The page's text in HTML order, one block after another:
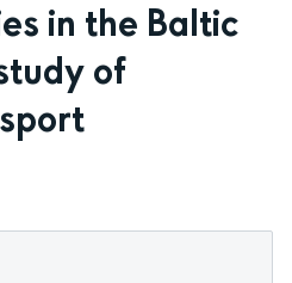
in the Baltic
of